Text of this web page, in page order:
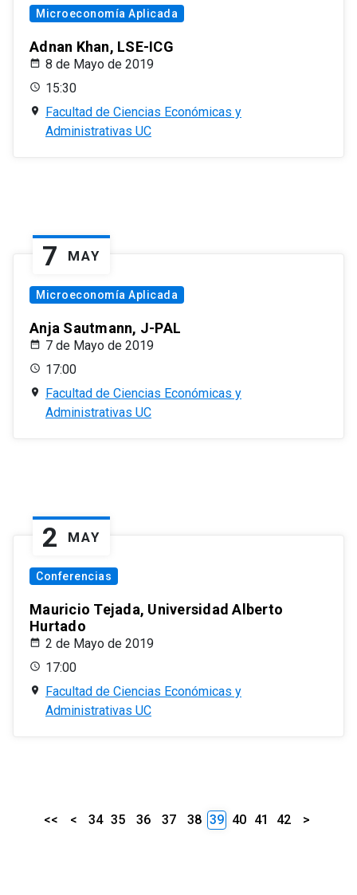
Microeconomía Aplicada
Adnan Khan, LSE-ICG
8 de Mayo de 2019
15:30
Facultad de Ciencias Económicas y
Administrativas UC
7 MAY
Microeconomía Aplicada
Anja Sautmann, J-PAL
7 de Mayo de 2019
17:00
Facultad de Ciencias Económicas y
Administrativas UC
2 MAY
Conferencias
Mauricio Tejada, Universidad Alberto
Hurtado
2 de Mayo de 2019
17:00
Facultad de Ciencias Económicas y
Administrativas UC
<< < 34 35 36 37 38 39 40 41 42 >